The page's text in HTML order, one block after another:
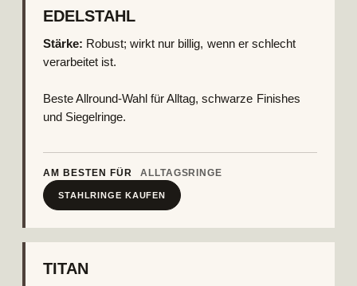
EDELSTAHL
Stärke: Robust; wirkt nur billig, wenn er schlecht
verarbeitet ist.
Beste Allround-Wahl für Alltag, schwarze Finishes
und Siegelringe.
AM BESTEN FÜR ALLTAGSRINGE
STAHLRINGE KAUFEN
TITAN